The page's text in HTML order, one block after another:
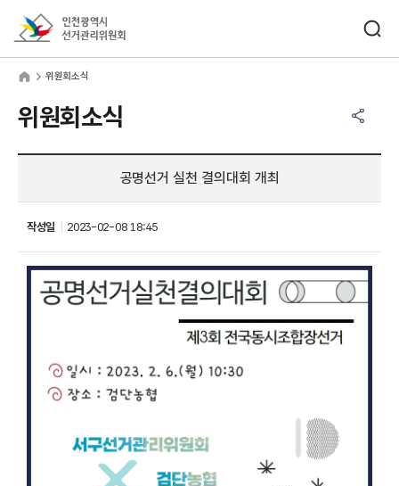
위원회소식
위원회소식
공명선거 실천 결의대회 개최
작성일 2023-02-08 18:45